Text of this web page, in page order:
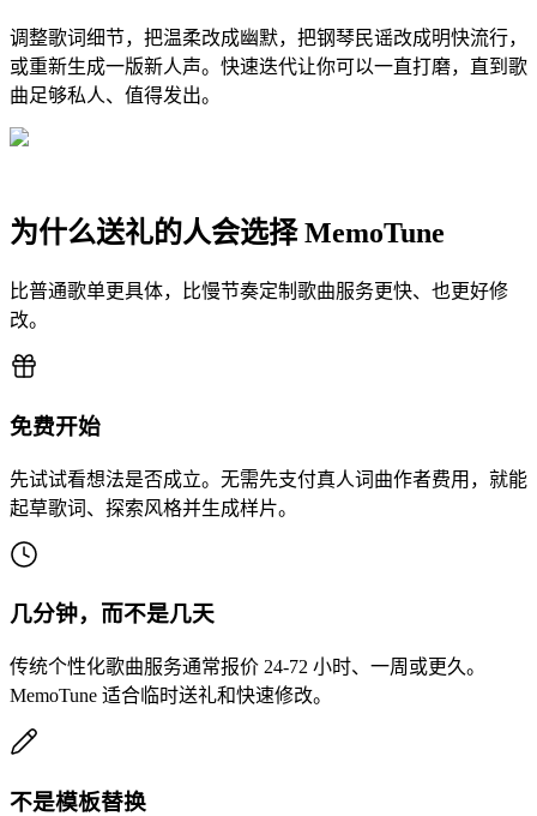
调整歌词细节，把温柔改成幽默，把钢琴民谣改成明快流行，
或重新生成一版新人声。快速迭代让你可以一直打磨，直到歌
曲足够私人、值得发出。
为什么送礼的人会选择 MemoTune
比普通歌单更具体，比慢节奏定制歌曲服务更快、也更好修
改。
免费开始
先试试看想法是否成立。无需先支付真人词曲作者费用，就能
起草歌词、探索风格并生成样片。
几分钟，而不是几天
传统个性化歌曲服务通常报价 24-72 小时、一周或更久。
MemoTune 适合临时送礼和快速修改。
不是模板替换